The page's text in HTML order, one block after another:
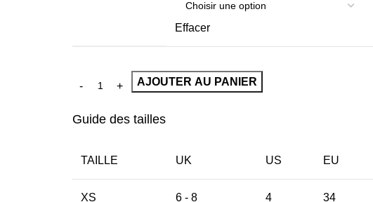
Effacer
AJOUTER AU PANIER
Guide des tailles
TAILLE UK US EU
XS 6 - 8 4 34